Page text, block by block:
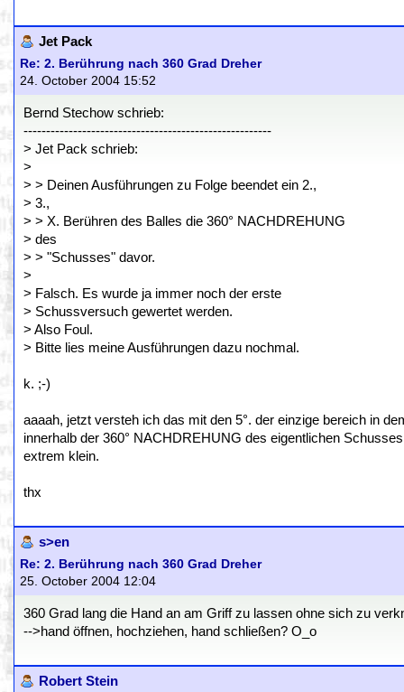
Jet Pack
Re: 2. Berührung nach 360 Grad Dreher
24. October 2004 15:52
Bernd Stechow schrieb:
-------------------------------------------------------
> Jet Pack schrieb:
>
> > Deinen Ausführungen zu Folge beendet ein 2.,
> 3.,
> > X. Berühren des Balles die 360° NACHDREHUNG
> des
> > "Schusses" davor.
>
> Falsch. Es wurde ja immer noch der erste
> Schussversuch gewertet werden.
> Also Foul.
> Bitte lies meine Ausführungen dazu nochmal.
k. ;-)
aaaah, jetzt versteh ich das mit den 5°. der einzige bereich in
innerhalb der 360° NACHDREHUNG des eigentlichen
extrem klein.
thx
s>en
Re: 2. Berührung nach 360 Grad Dreher
25. October 2004 12:04
360 Grad lang die Hand an am Griff zu lassen ohne sich zu
-->hand öffnen, hochziehen, hand schließen? O_o
Robert Stein